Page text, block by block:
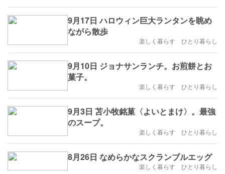
9月17日 ハロウィン巨大ランタンを眺め
ながら散歩
楽しく暮らす ひとり暮らし
9月10日 ジョナサンランチ。お煎餅とお
菓子。
楽しく暮らす ひとり暮らし
9月3日 苫小牧銘菓〈よいとまけ〉。最強
のスープ。
楽しく暮らす ひとり暮らし
8月26日 なめらかなスクランブルエッグ
楽しく暮らす ひとり暮らし